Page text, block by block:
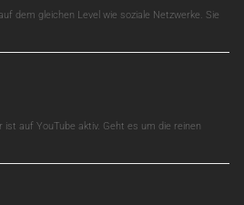
dem gleichen Level wie soziale Netzwerke. Sie
auf YouTube aktiv. Geht es um die reinen